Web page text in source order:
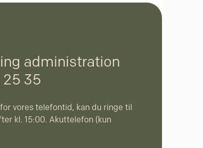
administration
25 35
vores telefontid, kan du ringe til
kl. 15:00. Akuttelefon (kun